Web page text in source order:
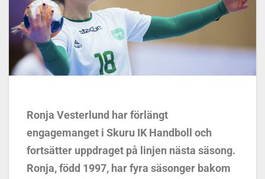
Ronja Vesterlund har förlängt
engagemanget i Skuru IK Handboll och
fortsätter uppdraget på linjen nästa säsong.
Ronja, född 1997, har fyra säsonger bakom